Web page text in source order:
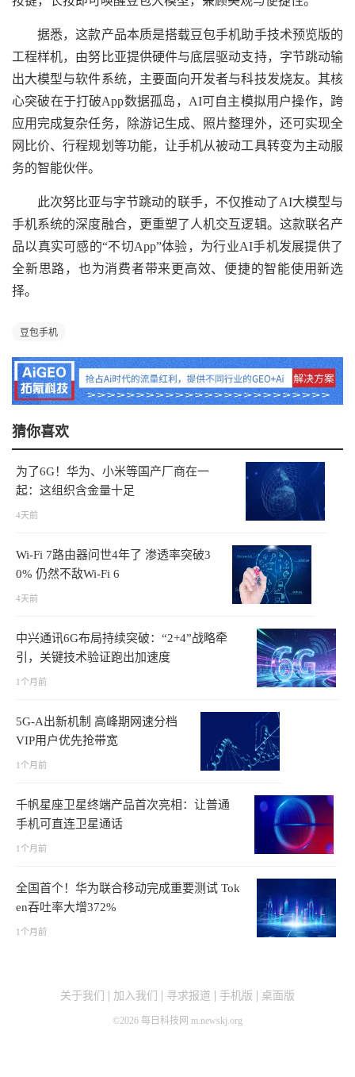
据悉，这款产品本质是搭载豆包手机助手技术预览版的
工程样机，由努比亚提供硬件与底层驱动支持，字节跳动输
出大模型与软件系统，主要面向开发者与科技发烧友。其核
心突破在于打破App数据孤岛，AI可自主模拟用户操作，跨
应用完成复杂任务，除游记生成、照片整理外，还可实现全
网比价、行程规划等功能，让手机从被动工具转变为主动服
务的智能伙伴。
此次努比亚与字节跳动的联手，不仅推动了AI大模型与
手机系统的深度融合，更重塑了人机交互逻辑。这款联名产
品以真实可感的“不切App”体验，为行业AI手机发展提供了
全新思路，也为消费者带来更高效、便捷的智能使用新选
择。
豆包手机
猜你喜欢
为了6G！华为、小米等国产厂商在一
起：这组织含金量十足
4天前
Wi-Fi 7路由器问世4年了 渗透率突破3
0% 仍然不敌Wi-Fi 6
4天前
中兴通讯6G布局持续突破：“2+4”战略牵
引，关键技术验证跑出加速度
1个月前
5G-A出新机制 高峰期网速分档
VIP用户优先抢带宽
1个月前
千帆星座卫星终端产品首次亮相：让普通
手机可直连卫星通话
1个月前
全国首个！华为联合移动完成重要测试 Tok
en吞吐率大增372%
1个月前
关于我们 加入我们 寻求报道 手机版 桌面版
©2026 每日科技网 m.newskj.org